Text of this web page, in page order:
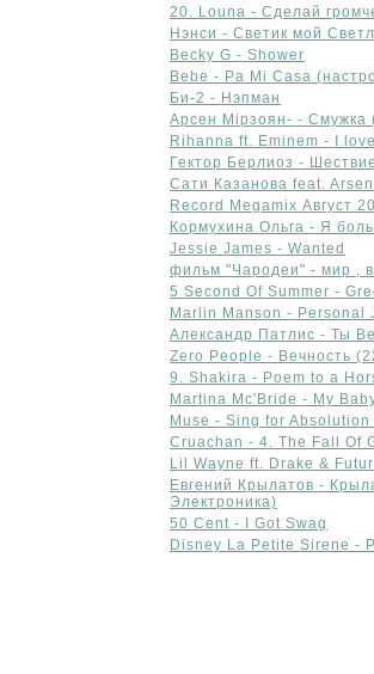
20. Louna - Сделай
Нэнси - Светик мой
Becky G - Shower
Bebe - Pa Mi Casa
Би-2 - Нэпман
Арсен Мірзоян- - Смужка
Rihanna ft. Eminem - I
Гектор Берлиоз -
Сати Казанова feat.
Record Megamix Август
Кормухина Ольга - Я
Jessie James - Wanted
фильм "Чародеи" - мир ,
5 Second Of Summer -
Marlin Manson - Personal
Александр Патлис - Ты
Zero People - Вечность
9. Shakira - Poem to a
Martina Mc'Bride - My
Muse - Sing for
Cruachan - 4. The Fall Of
Lil Wayne ft. Drake &
Евгений Крылатов -
Электроника)
50 Cent - I Got Swag
Disney La Petite Sirene -